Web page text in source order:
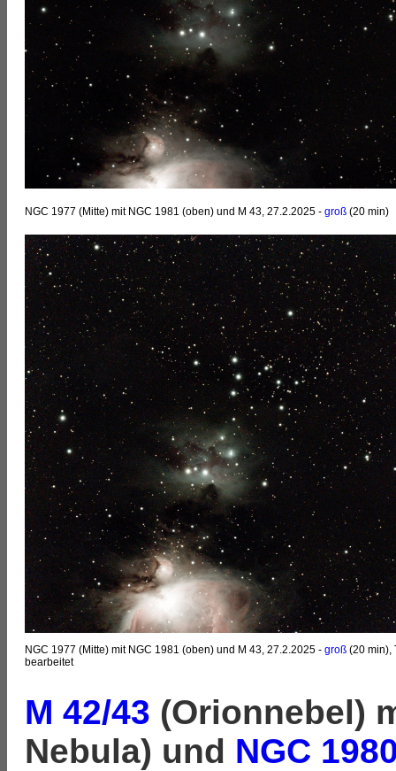
NGC 1977 (Mitte) mit NGC 1981 (oben) und M 43, 27.2.2025 - groß (20 min)
NGC 1977 (Mitte) mit NGC 1981 (oben) und M 43, 27.2.2025 - groß (20 min),
bearbeitet
M 42/43 (Orionnebel)
Nebula) und NGC